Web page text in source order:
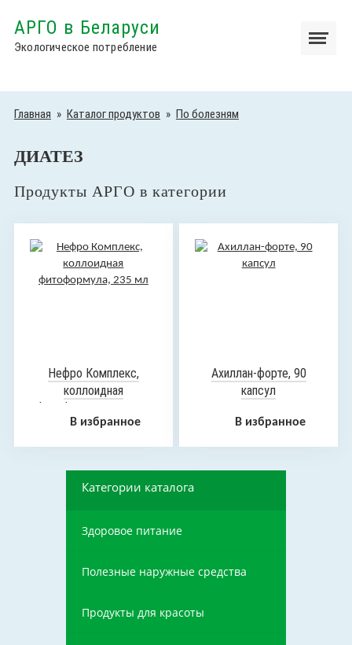
АРГО в Беларуси
Экологическое потребление
Главная » Каталог продуктов » По болезням
ДИАТЕЗ
Продукты АРГО в категории
Нефро Комплекс,
коллоидная
фитоформула, 235 мл
В избранное
Ахиллан-форте, 90
капсул
В избранное
Категории каталога
Здоровое питание
Полезные наружные средства
Продукты для красоты